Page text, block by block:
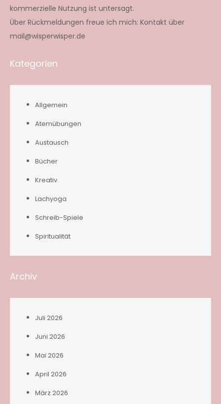
kommerzielle Nutzung ist untersagt.
Über Rückmeldungen freue ich mich: Kontakt über
mail@wisperwisper.de
Kategorien
Allgemein
Atemübungen
Austausch
Bücher
Kreativ
Lachyoga
Schreib-Spiele
Spiritualität
Archiv
Juli 2026
Juni 2026
Mai 2026
April 2026
März 2026